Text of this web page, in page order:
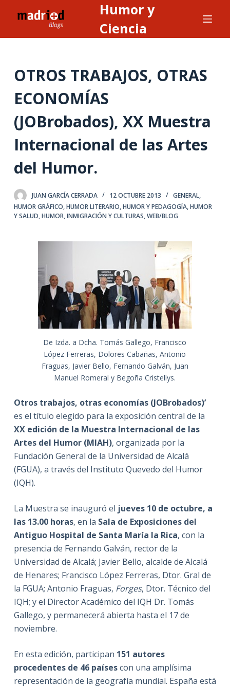
l
e
d
Humor y
Ciencia
OTROS TRABAJOS, OTRAS
ECONOMÍAS
(JOBrobados), XX Muestra
Internacional de las Artes
del Humor.
JUAN GARCÍA CERRADA 12 OCTUBRE 2013 GENERAL,
HUMOR GRÁFICO,HUMOR LITERARIO,HUMOR Y PEDAGOGÍA,HUMOR
Y SALUD,HUMOR, INMIGRACIÓN Y CULTURAS,WEB/BLOG
De Izda. a Dcha. Tomás Gallego, Francisco
López Ferreras, Dolores Cabañas, Antonio
Fraguas, Javier Bello, Fernando Galván, Juan
Manuel Romeral y Begoña Cristellys.
Otros trabajos, otras economías (JOBrobados)’
es el título elegido para la exposición central de la
XX edición de la Muestra Internacional de las
Artes del Humor (MIAH), organizada por la
Fundación General de la Universidad de Alcalá
(FGUA), a través del Instituto Quevedo del Humor
(IQH).
La Muestra se inauguró el jueves 10 de octubre, a
las 13.00 horas, en la Sala de Exposiciones del
Antiguo Hospital de Santa María la Rica, con la
presencia de Fernando Galván, rector de la
Universidad de Alcalá; Javier Bello, alcalde de Alcalá
de Henares; Francisco López Ferreras, Dtor. Gral de
la FGUA; Antonio Fraguas, Forges, Dtor. Técnico del
IQH; y el Director Académico del IQH Dr. Tomás
Gallego, y permanecerá abierta hasta el 17 de
noviembre.
En esta edición, participan 151 autores
procedentes de 46 paísescon una amplísima
representación de la geografía mundial. España está